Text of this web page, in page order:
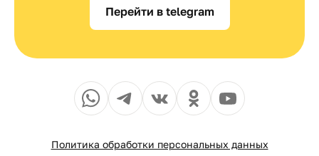
Перейти в telegram
Политика обработки персональных данных